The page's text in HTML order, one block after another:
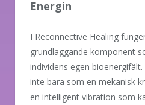
Energin
I Reconnective Healing
grundläggande komponent
individens egen
inte bara som en mekanisk
en intelligent vibration som